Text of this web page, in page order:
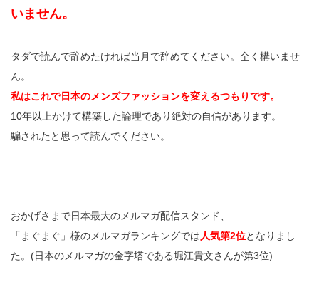
いません。
タダで読んで辞めたければ当月で辞めてください。全く構いませ
ん。
私はこれで日本のメンズファッションを変えるつもりです。
10年以上かけて構築した論理であり絶対の自信があります。
騙されたと思って読んでください。
おかげさまで日本最大のメルマガ配信スタンド、
「まぐまぐ」様のメルマガランキングでは人気第2位となりまし
た。(日本のメルマガの金字塔である堀江貴文さんが第3位)